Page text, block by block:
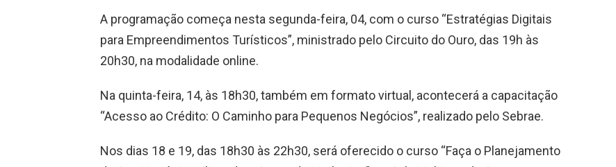
A programação começa nesta segunda-feira, 04, com o curso “Estratégias Digitais
para Empreendimentos Turísticos”, ministrado pelo Circuito do Ouro, das 19h às
20h30, na modalidade online.
Na quinta-feira, 14, às 18h30, também em formato virtual, acontecerá a capacitação
“Acesso ao Crédito: O Caminho para Pequenos Negócios”, realizado pelo Sebrae.
Nos dias 18 e 19, das 18h30 às 22h30, será oferecido o curso “Faça o Planejamento